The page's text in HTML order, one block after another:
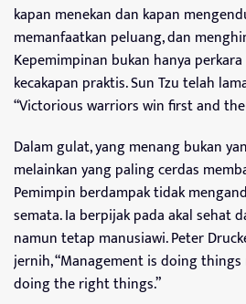
kapan menekan dan kapan
memanfaatkan peluang, dan
Kepemimpinan bukan hanya
kecakapan praktis. Sun Tzu telah
“Victorious warriors win first and
Dalam gulat, yang menang bukan
melainkan yang paling cerdas
Pemimpin berdampak tidak
semata. Ia berpijak pada akal sehat
namun tetap manusiawi. Peter
jernih, “Management is doing
doing the right things.”